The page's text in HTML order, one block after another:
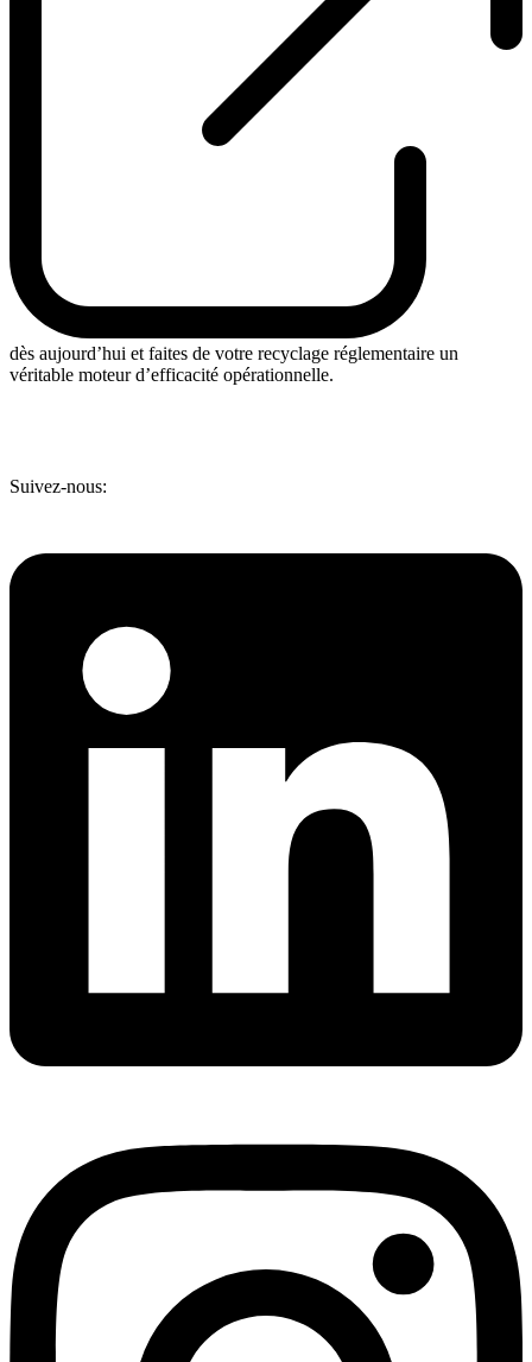
dès aujourd’hui et faites de votre recyclage réglementaire un
véritable moteur d’efficacité opérationnelle.
Suivez-nous: